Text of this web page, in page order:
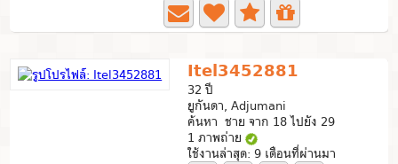
Itel3452881
32 ปี
ยูกันดา, Adjumani
ค้นหา ชาย จาก 18 ไปยัง 29
1 ภาพถ่าย
ใช้งานล่าสุด: 9 เดือนที่ผ่านมา